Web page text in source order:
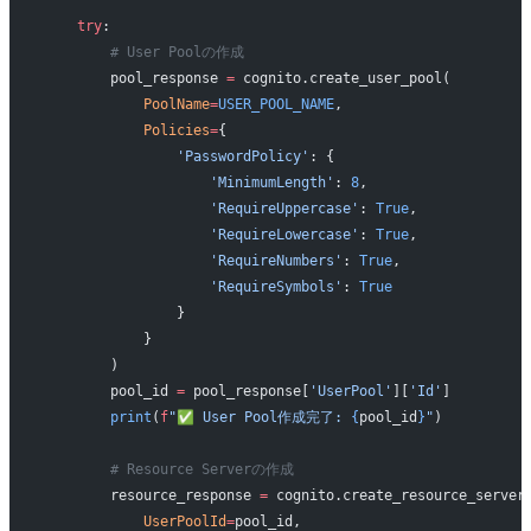
    try
:
        # User Poolの作成
        pool_response
= cognito.create_user_pool(
            PoolName
=USER_POOL_NAME,
            Policies
={
                'PasswordPolicy'
: {
                    'MinimumLength'
: 8,
                    'RequireUppercase'
: True,
                    'RequireLowercase'
: True,
                    'RequireNumbers'
: True,
                    'RequireSymbols'
: True
                }
            }
        )
        pool_id
= pool_response[ 'UserPool' 'Id'
        print
( f"✅ User Pool作成完了: { pool_id } " )
        # Resource Serverの作成
        resource_response
=
            UserPoolId
=pool_id,